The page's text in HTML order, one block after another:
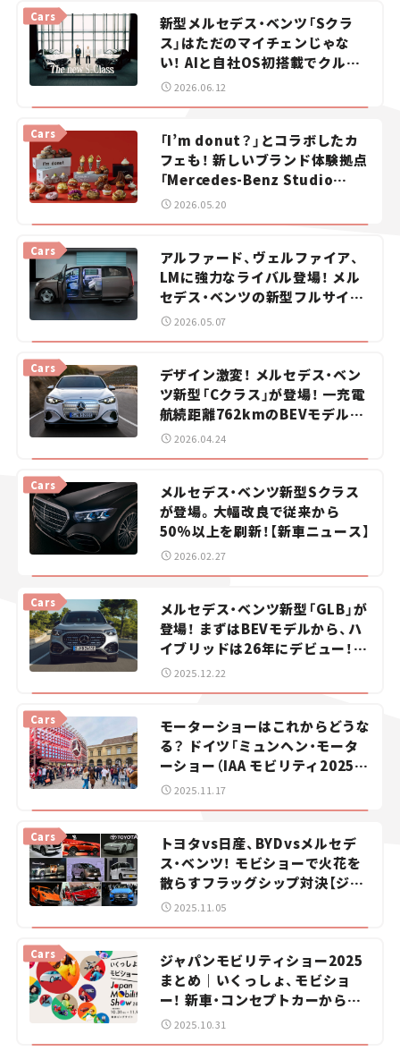
Cars
新型メルセデス・ベンツ「Sクラ
ス」はただのマイチェンじゃな
い！ AIと自社OS初搭載でクルマ
が激変!? ハイテク・ラグジュアリ
2026.06.12
Cars
「I’m donut？」とコラボしたカ
フェも！ 新しいブランド体験拠点
「Mercedes-Benz Studio
Tokyo」が東京・表参道にオープ
2026.05.20
Cars
アルファード、ヴェルファイア、
LMに強力なライバル登場！ メル
セデス・ベンツの新型フルサイズ
電動ミニバン「VLE」が世界初公
2026.05.07
Cars
デザイン激変！ メルセデス・ベン
ツ新型「Cクラス」が登場！ 一充電
航続距離762kmのBEVモデルを
初公開【新車ニュース】
2026.04.24
Cars
メルセデス・ベンツ新型Sクラス
が登場。大幅改良で従来から
50%以上を刷新！【新車ニュース】
2026.02.27
Cars
メルセデス・ベンツ新型「GLB」が
登場！ まずはBEVモデルから、ハ
イブリッドは26年にデビュー！
【新車ニュース】
2025.12.22
Cars
モーターショーはこれからどうな
る？ ドイツ「ミュンヘン・モータ
ーショー（IAA モビリティ2025）」
で見つけた新たなテーマと価値。
2025.11.17
Cars
トヨタvs日産、BYDvsメルセデ
ス・ベンツ！ モビショーで火花を
散らすフラッグシップ対決【ジャ
パンモビリティショー2025】
2025.11.05
Cars
ジャパンモビリティショー2025
まとめ｜いくっしょ、モビショ
ー！ 新車・コンセプトカーから未
来の乗り物まで最新情報を徹底解
2025.10.31